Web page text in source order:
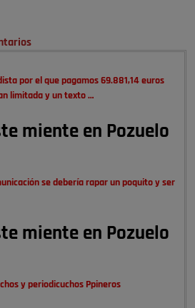
por el que pagamos 69.881,14 euros
limitada y un texto …
miente en Pozuelo
se debería rapar un poquito y ser
miente en Pozuelo
y periodicuchos Ppineros